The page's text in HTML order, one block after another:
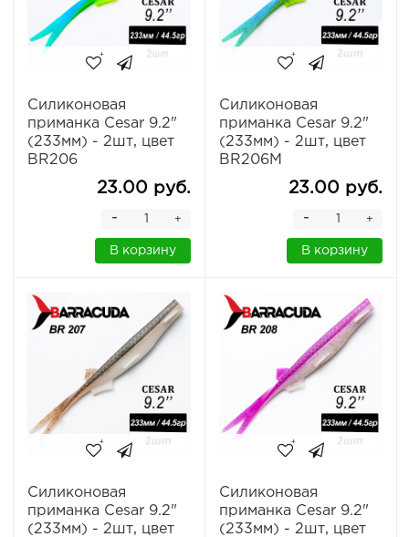
Силиконовая
приманка Cesar 9.2"
(233мм) - 2шт, цвет
BR206
23.00 руб.
+
-
В корзину
Силиконовая
приманка Cesar 9.2"
(233мм) - 2шт, цвет
BR206M
23.00 руб.
+
-
В корзину
Силиконовая
приманка Cesar 9.2"
(233мм) - 2шт, цвет
Силиконовая
приманка Cesar 9.2"
(233мм) - 2шт, цвет